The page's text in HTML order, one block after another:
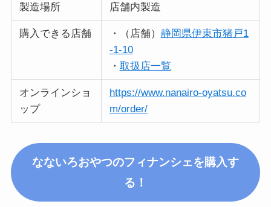
製造場所 店舗内製造
購入できる店舗 ・（店舗） 静岡県伊東市猪戸1
-1-10
・ 取扱店一覧
オンラインショ
ップ
https://www.nanairo-oyatsu.co
m/order/
なないろおやつのフィナンシェを購入す
る！